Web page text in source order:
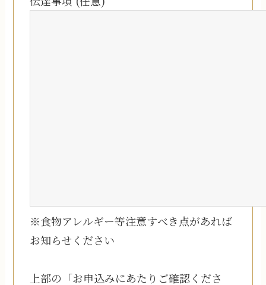
※食物アレルギー等注意すべき点があれば
お知らせください
上部の「お申込みにあたりご確認くださ